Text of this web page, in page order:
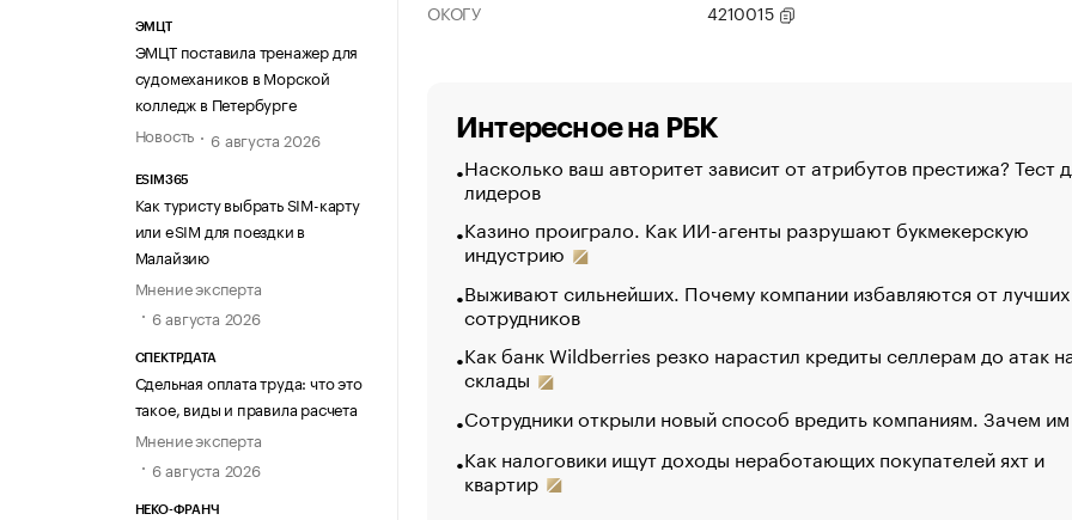
ЭМЦТ
ЭМЦТ поставила тренажер для
судомехаников в Морской
колледж в Петербурге
Новость
6 августа 2026
ESIM365
Как туристу выбрать SIM-карту
или eSIM для поездки в
Малайзию
Мнение эксперта
6 августа 2026
СПЕКТРДАТА
Сдельная оплата труда: что это
такое, виды и правила расчета
Мнение эксперта
6 августа 2026
НЕКО-ФРАНЧ
ОКОГУ
4210015
Интересное на РБК
Насколько ваш авторитет зависит от атрибутов престижа? Тест
лидеров
Казино проиграло. Как ИИ-агенты разрушают букмекерскую
индустрию
Выживают сильнейших. Почему компании избавляются от лучших
сотрудников
Как банк Wildberries резко нарастил кредиты селлерам до атак
склады
Сотрудники открыли новый способ вредить компаниям. Зачем
Как налоговики ищут доходы неработающих покупателей яхт и
квартир